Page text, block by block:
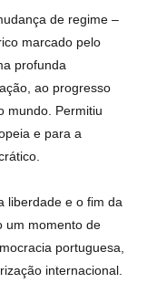
de regime –
marcado pelo
profunda
ao progresso
mundo. Permitiu
e para a
liberdade e o fim da
um momento de
portuguesa,
internacional.